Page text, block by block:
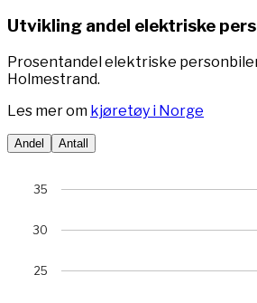
Utvikling andel elektriske
Prosentandel elektriske
Holmestrand.
Les mer om kjøretøy i Norge
Andel Antall
View as data table, Chart
The chart has 1 X axis displaying
The chart has 1 Y axis displaying
25
30
35